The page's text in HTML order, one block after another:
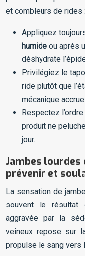
et combleurs de rides :
Appliquez
humide ou après
déshydrate
Privilégiez le
ride plutôt que
mécanique accrue.
Respectez
produit ne
jour.
Jambes lourdes
prévenir et
La sensation de
souvent le résultat
aggravée par la
veineux repose sur
propulse le sang vers